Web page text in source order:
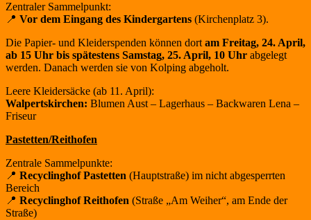
Zentraler Sammelpunkt:
📍 Vor dem Eingang des Kindergartens (Kirchenplatz 3).
Die Papier- und Kleiderspenden können dort am Freitag, 24. April,
ab 15 Uhr bis spätestens Samstag, 25. April, 10 Uhr abgelegt
werden. Danach werden sie von Kolping abgeholt.
Leere Kleidersäcke (ab 11. April):
Walpertskirchen: Blumen Aust – Lagerhaus – Backwaren Lena –
Friseur
Pastetten/Reithofen
Zentrale Sammelpunkte:
📍 Recyclinghof Pastetten (Hauptstraße) im nicht abgesperrten
Bereich
📍 Recyclinghof Reithofen (Straße „Am Weiher“, am Ende der
Straße)